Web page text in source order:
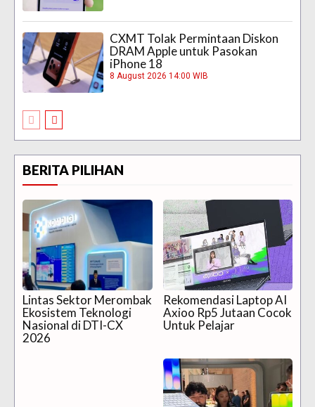
CXMT Tolak Permintaan Diskon
DRAM Apple untuk Pasokan
iPhone 18
8 August 2026 14:00 WIB
BERITA PILIHAN
Lintas Sektor Merombak
Ekosistem Teknologi
Nasional di DTI-CX
2026
Rekomendasi Laptop AI
Axioo Rp5 Jutaan Cocok
Untuk Pelajar